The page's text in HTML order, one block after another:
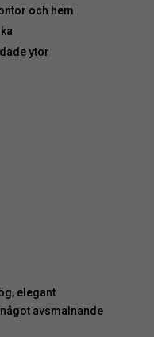
och hem
ytor
elegant
avsmalnande